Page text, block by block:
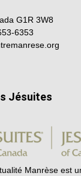
G1R 3W8
6353
Jésuites
Manrèse est